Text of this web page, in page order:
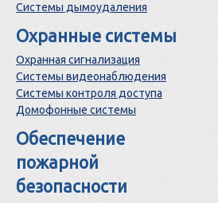
Системы дымоудаления
Охранные системы
Охранная сигнализация
Системы видеонаблюдения
Системы контроля доступа
Домофонные системы
Обеспечение
пожарной
безопасности